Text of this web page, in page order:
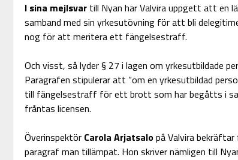
I sina mejlsvar till Nyan har Valvira uppgett att en
samband med sin yrkesutövning för att bli
nog för att meritera ett fängelsestraff.
Och visst, så lyder § 27 i lagen om yrkesutbildade
Paragrafen stipulerar att ”om en yrkesutbildad
till fängelsestraff för ett brott som har begåtts i
fråntas licensen.
Överinspektör Carola Arjatsalopå Valvira
paragraf man tillämpat. Hon skriver nämligen till